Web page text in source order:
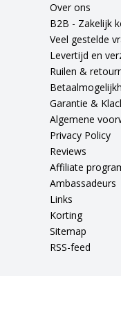
Over ons
B2B - Zakelijk
Veel gestelde
Levertijd en
Ruilen &
Garantie &
Algemene
Privacy Policy
Reviews
Affiliate
Ambassadeurs
Links
Korting
Sitemap
RSS-feed